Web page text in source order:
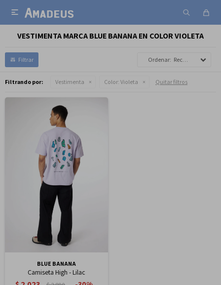

VESTIMENTA MARCA BLUE BANANA EN COLOR VIOLETA
Recomendados
Filtrando por: Vestimenta Color: Violeta Quitar filtros
BLUE BANANA
Camiseta High - Lilac